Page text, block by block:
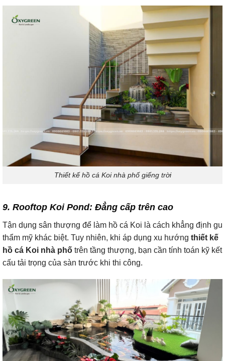
Thiết kế hồ cá Koi nhà phố giếng trời
9. Rooftop Koi Pond: Đẳng cấp trên cao
Tận dụng sân thượng để làm hồ cá Koi là cách khẳng định gu
thẩm mỹ khác biệt. Tuy nhiên, khi áp dụng xu hướng thiết kế
hồ cá Koi nhà phố trên tầng thượng, bạn cần tính toán kỹ kết
cấu tải trọng của sàn trước khi thi công.